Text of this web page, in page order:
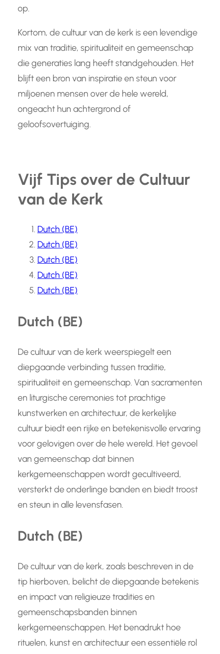
op.
Kortom, de cultuur van de kerk is een levendige
mix van traditie, spiritualiteit en gemeenschap
die generaties lang heeft standgehouden. Het
blijft een bron van inspiratie en steun voor
miljoenen mensen over de hele wereld,
ongeacht hun achtergrond of
geloofsovertuiging.
Vijf Tips over de Cultuur
van de Kerk
Dutch (BE)
Dutch (BE)
Dutch (BE)
Dutch (BE)
Dutch (BE)
Dutch (BE)
De cultuur van de kerk weerspiegelt een
diepgaande verbinding tussen traditie,
spiritualiteit en gemeenschap. Van sacramenten
en liturgische ceremonies tot prachtige
kunstwerken en architectuur, de kerkelijke
cultuur biedt een rijke en betekenisvolle ervaring
voor gelovigen over de hele wereld. Het gevoel
van gemeenschap dat binnen
kerkgemeenschappen wordt gecultiveerd,
versterkt de onderlinge banden en biedt troost
en steun in alle levensfasen.
Dutch (BE)
De cultuur van de kerk, zoals beschreven in de
tip hierboven, belicht de diepgaande betekenis
en impact van religieuze tradities en
gemeenschapsbanden binnen
kerkgemeenschappen. Het benadrukt hoe
rituelen, kunst en architectuur een essentiële rol